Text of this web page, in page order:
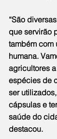
“São
que servirão
também com
humana.
agricultores
espécies de
ser
cápsulas e
saúde do
destacou.